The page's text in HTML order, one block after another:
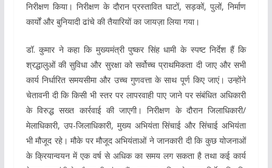
निरीक्षण किया। निरीक्षण के दौरान प्रस्तावित घाटों, सड़कों, पुलों, निर्माण
कार्यों और बुनियादी ढांचे की तैयारियों का जायज़ा लिया गया।
डॉ. कुमार ने कहा कि मुख्यमंत्री पुष्कर सिंह धामी के स्पष्ट निर्देश हैं कि
श्रद्धालुओं की सुविधा और सुरक्षा को सर्वोच्च प्राथमिकता दी जाए और सभी
कार्य निर्धारित समयसीमा और उच्च गुणवत्ता के साथ पूर्ण किए जाएं। उन्होंने
चेतावनी दी कि किसी भी स्तर पर लापरवाही पाए जाने पर संबंधित अधिकारी
के विरुद्ध सख्त कार्रवाई की जाएगी। निरीक्षण के दौरान जिलाधिकारी/
मेलाधिकारी, उप-जिलाधिकारी, मुख्य अभियंता सिंचाई और सिंचाई अभियंता
भी मौजूद रहे। मौके पर मौजूद अभियंताओं ने जानकारी दी कि कुछ योजनाओं
के क्रियान्वयन में एक वर्ष से अधिक का समय लग सकता है तथा कई कार्य